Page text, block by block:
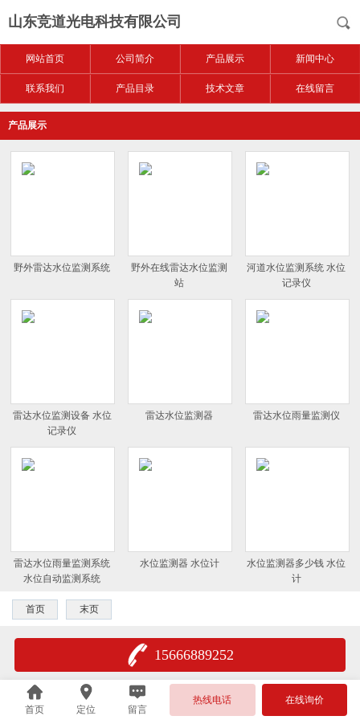
山东竞道光电科技有限公司
网站首页 公司简介 产品展示 新闻中心
联系我们 产品目录 技术文章 在线留言
产品展示
野外雷达水位监测系统
野外在线雷达水位监测
站
河道水位监测系统 水位
记录仪
雷达水位监测设备 水位
记录仪
雷达水位监测器 雷达水位雨量监测仪
雷达水位雨量监测系统
水位自动监测系统
水位监测器 水位计
水位监测器多少钱 水位
计
首页 末页
15666889252
首页 定位 留言
热线电话 在线询价